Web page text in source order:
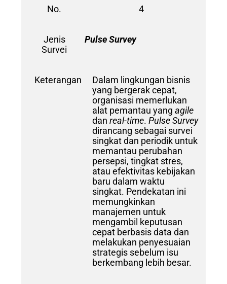
No. 4
Jenis
Survei
Pulse Survey
Keterangan
Dalam lingkungan bisnis
yang bergerak cepat,
organisasi memerlukan
alat pemantau yang agile
dan real-time. Pulse Survey
dirancang sebagai survei
singkat dan periodik untuk
memantau perubahan
persepsi, tingkat stres,
atau efektivitas kebijakan
baru dalam waktu
singkat. Pendekatan ini
memungkinkan
manajemen untuk
mengambil keputusan
cepat berbasis data dan
melakukan penyesuaian
strategis sebelum isu
berkembang lebih besar.